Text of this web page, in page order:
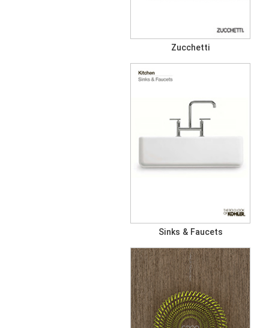
Zucchetti
Sinks & Faucets